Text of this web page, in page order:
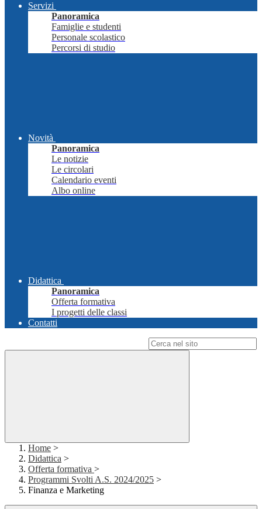
Servizi
Panoramica
Famiglie e studenti
Personale scolastico
Percorsi di studio
Novità
Panoramica
Le notizie
Le circolari
Calendario eventi
Albo online
Didattica
Panoramica
Offerta formativa
I progetti delle classi
Contatti
Home >
Didattica >
Offerta formativa >
Programmi Svolti A.S. 2024/2025 >
Finanza e Marketing